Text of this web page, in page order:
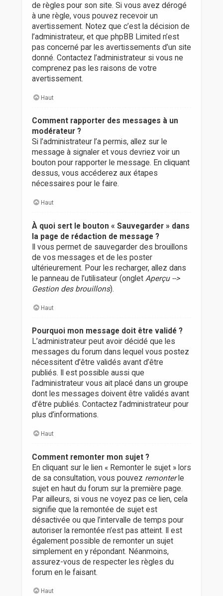
de règles pour son site. Si vous avez dérogé
à une règle, vous pouvez recevoir un
avertissement. Notez que c’est la décision de
l’administrateur, et que phpBB Limited n’est
pas concerné par les avertissements d’un site
donné. Contactez l’administrateur si vous ne
comprenez pas les raisons de votre
avertissement.
Haut
Comment rapporter des messages à un
modérateur ?
Si l’administrateur l’a permis, allez sur le
message à signaler et vous devriez voir un
bouton pour rapporter le message. En cliquant
dessus, vous accéderez aux étapes
nécessaires pour le faire.
Haut
À quoi sert le bouton « Sauvegarder » dans
la page de rédaction de message ?
Il vous permet de sauvegarder des brouillons
de vos messages et de les poster
ultérieurement. Pour les recharger, allez dans
le panneau de l’utilisateur (onglet Aperçu -->
Gestion des brouillons).
Haut
Pourquoi mon message doit être validé ?
L’administrateur peut avoir décidé que les
messages du forum dans lequel vous postez
nécessitent d’être validés avant d’être
publiés. Il est possible aussi que
l’administrateur vous ait placé dans un groupe
dont les messages doivent être validés avant
d’être publiés. Contactez l’administrateur pour
plus d’informations.
Haut
Comment remonter mon sujet ?
En cliquant sur le lien « Remonter le sujet » lors
de sa consultation, vous pouvez remonterle
sujet en haut du forum sur la première page.
Par ailleurs, si vous ne voyez pas ce lien, cela
signifie que la remontée de sujet est
désactivée ou que l’intervalle de temps pour
autoriser la remontée n’est pas atteint. Il est
également possible de remonter un sujet
simplement en y répondant. Néanmoins,
assurez-vous de respecter les règles du
forum en le faisant.
Haut